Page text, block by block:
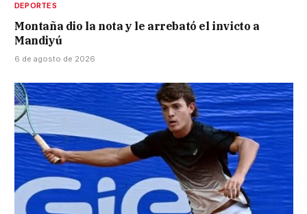
DEPORTES
Montaña dio la nota y le arrebató el invicto a
Mandiyú
6 de agosto de 2026